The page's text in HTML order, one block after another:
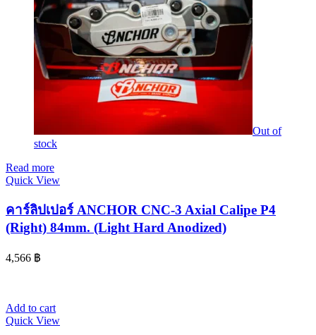
Out of
stock
Read more
Quick View
คาร์ลิปเปอร์ ANCHOR CNC-3 Axial Calipe P4
(Right) 84mm. (Light Hard Anodized)
4,566 ฿
Add to cart
Quick View